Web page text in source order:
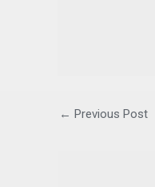
← Previous Post